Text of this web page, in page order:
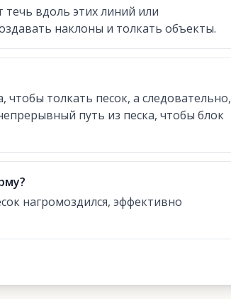
течь вдоль этих линий или
наклоны и толкать объекты.
чтобы толкать песок, а следовательно,
путь из песка, чтобы блок
нагромоздился, эффективно